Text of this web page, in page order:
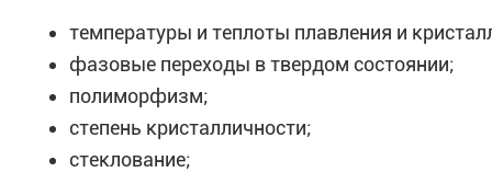
температуры и теплоты плавления и
фазовые переходы в твердом состоянии;
полиморфизм;
степень кристалличности;
стеклование;